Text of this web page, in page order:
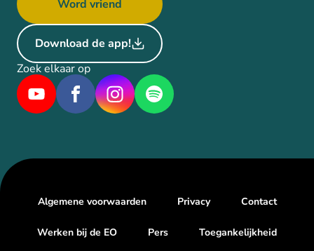
Word vriend
Download de app!
Zoek elkaar op
Algemene voorwaarden Privacy Contact
Werken bij de EO Pers Toegankelijkheid